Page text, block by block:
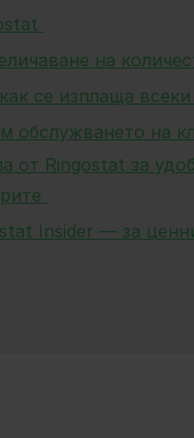
на
се изплаща
обслужването на
от Ringostat за
Insider — за